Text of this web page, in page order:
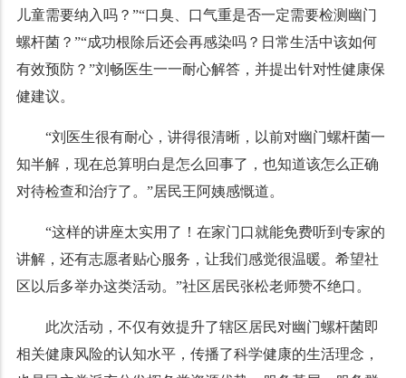
儿童需要纳入吗？”“口臭、口气重是否一定需要检测幽门
螺杆菌？”“成功根除后还会再感染吗？日常生活中该如何
有效预防？”刘畅医生一一耐心解答，并提出针对性健康保
健建议。
“刘医生很有耐心，讲得很清晰，以前对幽门螺杆菌一
知半解，现在总算明白是怎么回事了，也知道该怎么正确
对待检查和治疗了。”居民王阿姨感慨道。
“这样的讲座太实用了！在家门口就能免费听到专家的
讲解，还有志愿者贴心服务，让我们感觉很温暖。希望社
区以后多举办这类活动。”社区居民张松老师赞不绝口。
此次活动，不仅有效提升了辖区居民对幽门螺杆菌即
相关健康风险的认知水平，传播了科学健康的生活理念，